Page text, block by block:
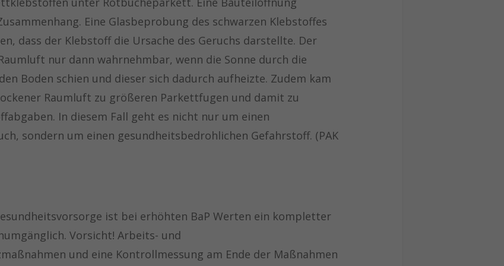
Eine Glasbeprobung des schwarzen Klebstoffes
dass der Klebstoff die Ursache des Geruchs darstellte. Der
nur dann wahrnehmbar, wenn die Sonne durch die
Boden schien und dieser sich dadurch aufheizte. Zudem kam
Raumluft zu größeren Parkettfugen und damit zu
In diesem Fall geht es nicht nur um einen
sondern um einen gesundheitsbedrohlichen Gefahrstoff. (PAK
ist bei erhöhten BaP Werten ein kompletter
Vorsicht! Arbeits- und
und eine Kontrollmessung am Ende der Maßnahmen